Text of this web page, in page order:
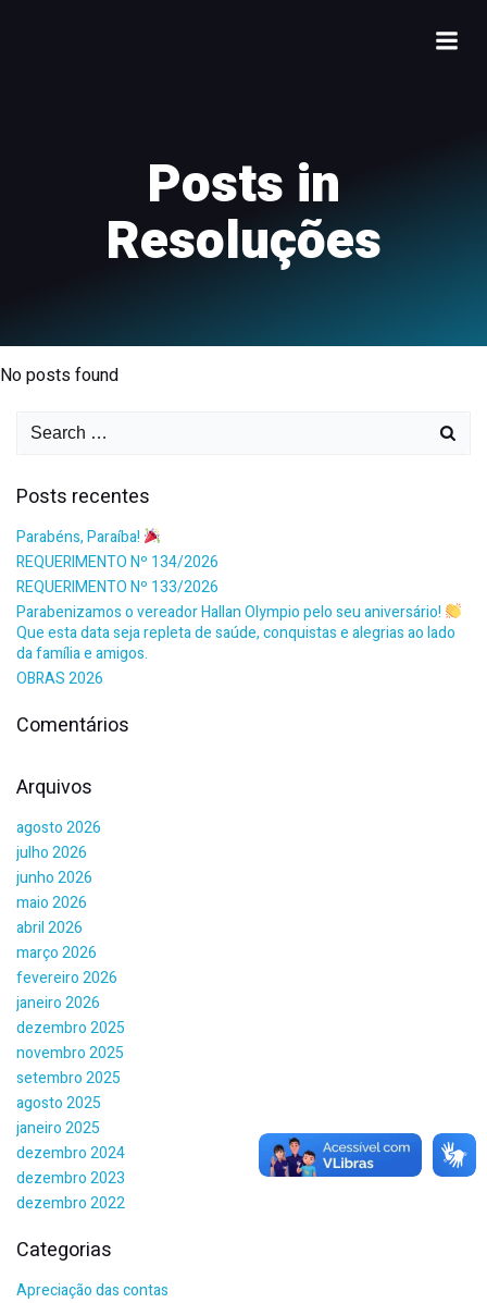
Posts in
Resoluções
No posts found
Posts recentes
Parabéns, Paraíba!
REQUERIMENTO Nº 134/2026
REQUERIMENTO Nº 133/2026
Parabenizamos o vereador Hallan Olympio pelo seu aniversário!
Que esta data seja repleta de saúde, conquistas e alegrias ao lado
da família e amigos.
OBRAS 2026
Comentários
Arquivos
agosto 2026
julho 2026
junho 2026
maio 2026
abril 2026
março 2026
fevereiro 2026
janeiro 2026
dezembro 2025
novembro 2025
setembro 2025
agosto 2025
janeiro 2025
dezembro 2024
dezembro 2023
dezembro 2022
Categorias
Apreciação das contas